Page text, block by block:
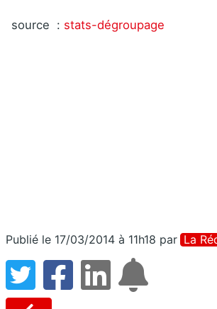
source : stats-dégroupage
Publié le 17/03/2014 à 11h18 par La